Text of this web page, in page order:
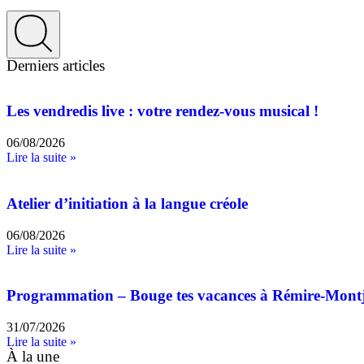
Derniers articles
Les vendredis live : votre rendez-vous musical !
06/08/2026
Lire la suite »
Atelier d’initiation à la langue créole
06/08/2026
Lire la suite »
Programmation – Bouge tes vacances à Rémire-
31/07/2026
Lire la suite »
À la une